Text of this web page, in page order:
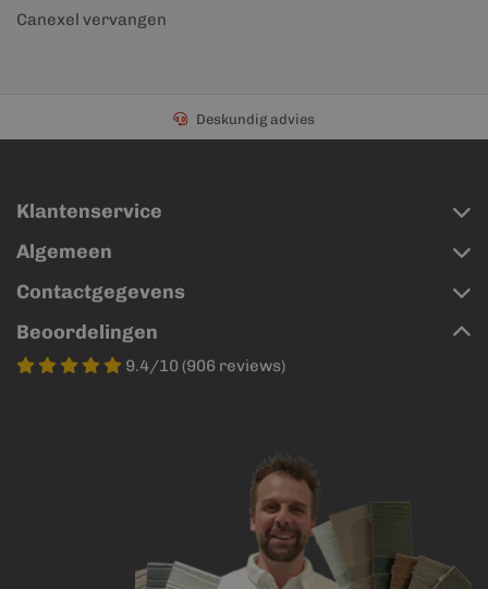
Canexel vervangen
Deskundig advies
Klantenservice
Algemeen
Contactgegevens
Beoordelingen
9.4/10 (906 reviews)